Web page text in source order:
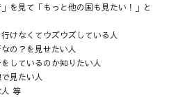
を見て「もっと他の国も見たい！」と
けなくてウズウズしている人
の？を見せたい人
しているのか知りたい人
見たい人
人 等